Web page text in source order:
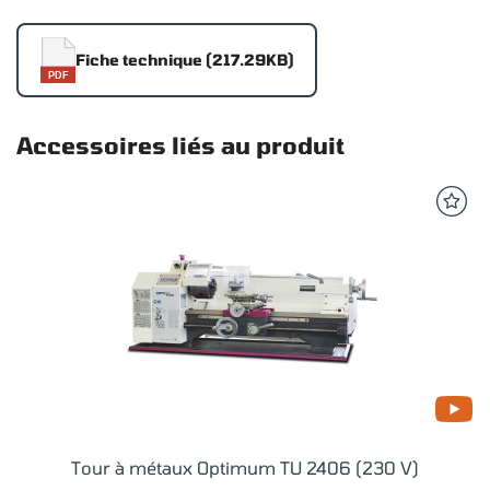
PDF
Fiche technique (217.29KB)
Accessoires liés au produit
Tour à métaux Optimum TU 2406 (230 V)